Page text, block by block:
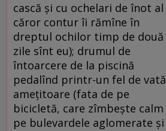
cască şi cu ochelari de înot al
căror contur îi rămîne în
dreptul ochilor timp de două
zile sînt eu); drumul de
întoarcere de la piscină
pedalînd printr-un fel de vată
ameţitoare (fata de pe
bicicletă, care zîmbeşte calm
pe bulevardele aglomerate şi